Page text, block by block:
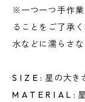
※一つ一つ手作業
ることをご了承く
水などに濡らさ
S I Z E : 星の大
M A T E R I A L :